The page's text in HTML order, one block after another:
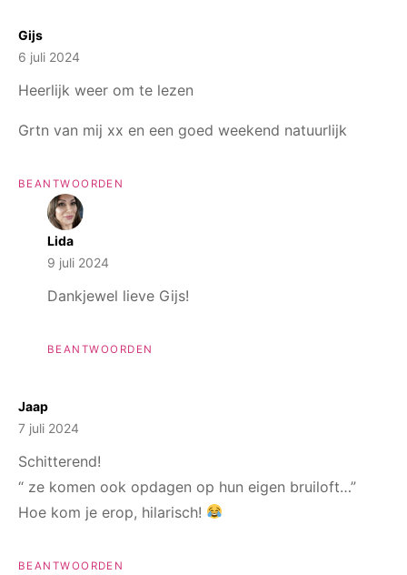
Gijs
6 juli 2024
Heerlijk weer om te lezen
Grtn van mij xx en een goed weekend natuurlijk
BEANTWOORDEN
Lida
9 juli 2024
Dankjewel lieve Gijs!
BEANTWOORDEN
Jaap
7 juli 2024
Schitterend!
“ ze komen ook opdagen op hun eigen bruiloft…”
Hoe kom je erop, hilarisch!
BEANTWOORDEN